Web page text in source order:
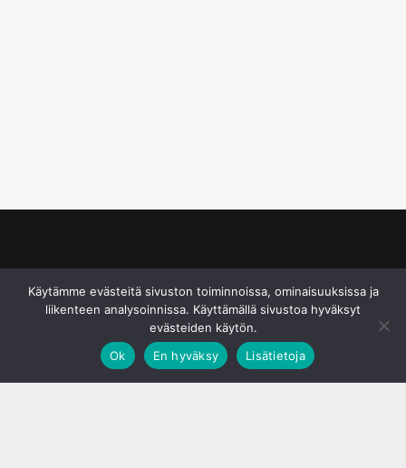
Käytämme evästeitä sivuston toiminnoissa, ominaisuuksissa ja
liikenteen analysoinnissa. Käyttämällä sivustoa hyväksyt
evästeiden käytön.
Ok
En hyväksy Lisätietoja